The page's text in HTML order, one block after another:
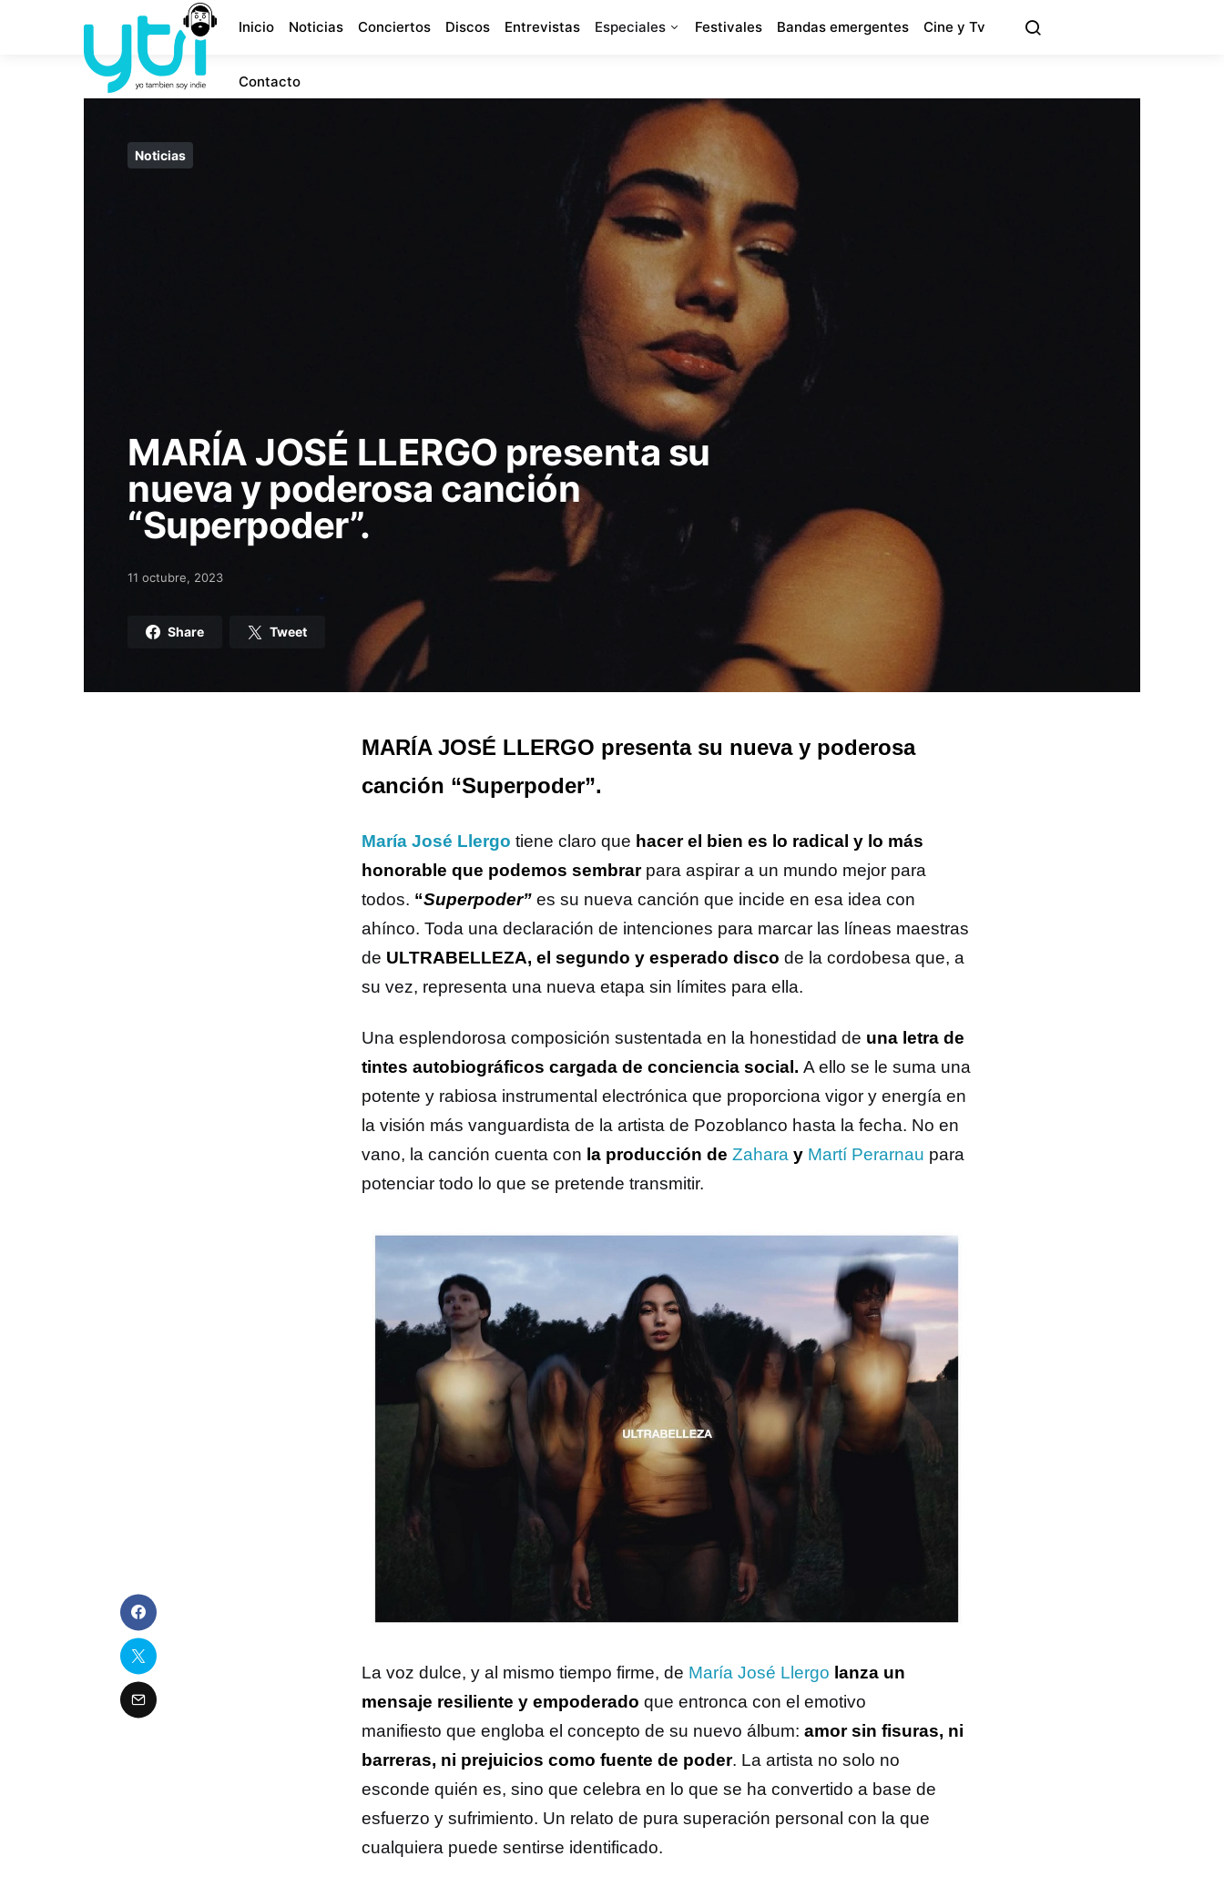
Inicio Noticias Conciertos Discos Entrevistas Especiales Festivales Bandas emergentes Cine y Tv
Contacto
Noticias
MARÍA JOSÉ LLERGO presenta su
nueva y poderosa canción
“Superpoder”.
Posted on
11 octubre, 2023
Share Tweet
MARÍA JOSÉ LLERGO presenta su nueva y poderosa
canción “Superpoder”.
María José Llergo tiene claro que hacer el bien es lo radical y lo más
honorable que podemos sembrarpara aspirar a un mundo mejor para
todos. “Superpoder” es su nueva canción que incide en esa idea con
ahínco. Toda una declaración de intenciones para marcar las líneas maestras
de ULTRABELLEZA, el segundo y esperado disco de la cordobesa que, a
su vez, representa una nueva etapa sin límites para ella.
Una esplendorosa composición sustentada en la honestidad de una letra de
tintes autobiográficos cargada de conciencia social. A ello se le suma una
potente y rabiosa instrumental electrónica que proporciona vigor y energía en
la visión más vanguardista de la artista de Pozoblanco hasta la fecha. No en
vano, la canción cuenta con la producción de Zahara y Martí Perarnau para
potenciar todo lo que se pretende transmitir.
La voz dulce, y al mismo tiempo firme, de María José Llergo lanza un
mensaje resiliente y empoderado que entronca con el emotivo
manifiesto que engloba el concepto de su nuevo álbum: amor sin fisuras, ni
barreras, ni prejuicios como fuente de poder. La artista no solo no
esconde quién es, sino que celebra en lo que se ha convertido a base de
esfuerzo y sufrimiento. Un relato de pura superación personal con la que
cualquiera puede sentirse identificado.